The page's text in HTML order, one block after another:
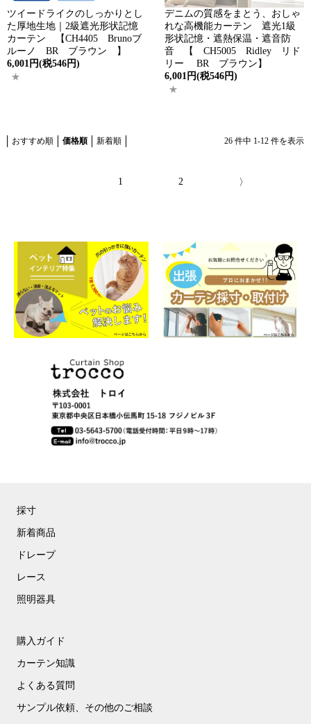
ツイードライクのしっかりとし
た厚地生地｜2級遮光形状記憶
カーテン 【CH4405 Brunoブ
ルーノ BR ブラウン 】
6,001円(税546円)
デニムの質感をまとう、おしゃ
れな高機能カーテン 遮光1級
形状記憶・遮熱保温・遮音防
音 【 CH5005 Ridley リド
リー BR ブラウン】
6,001円(税546円)
おすすめ順 価格順 新着順 26 件中 1-12 件を表示
1 2
採寸
新着商品
ドレープ
レース
照明器具
購入ガイド
カーテン知識
よくある質問
サンプル依頼、その他のご相談